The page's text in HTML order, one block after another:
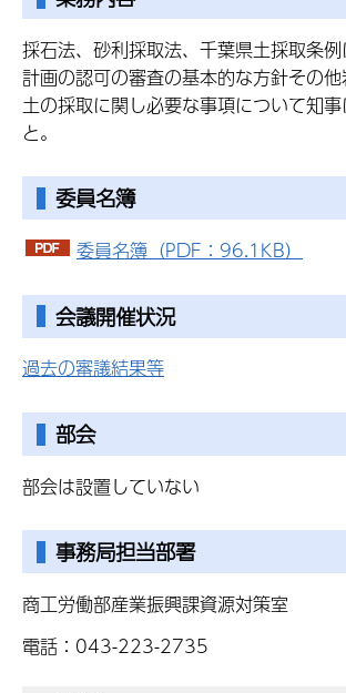
採石法、砂利採取法、千葉県土採取条
計画の認可の審査の基本的な方針その
土の採取に関し必要な事項について知
と。
委員名簿
委員名簿（PDF：96.1KB）
会議開催状況
過去の審議結果等
部会
部会は設置していない
事務局担当部署
商工労働部産業振興課資源対策室
電話：043-223-2735